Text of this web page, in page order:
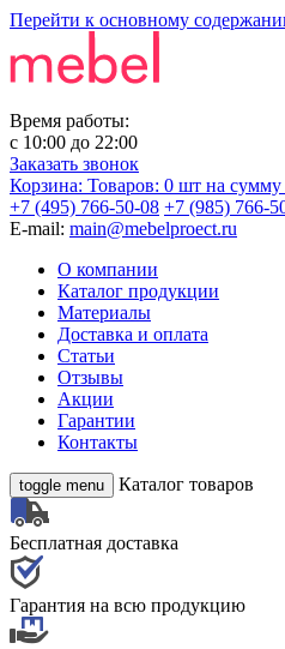
Перейти к основному
Время работы:
с 10:00 до 22:00
Заказать звонок
Корзина: Товаров: 0 шт на сумму
+7 (495) 766-50-08 +7 (985) 766-
E-mail: main@mebelproect.ru
О компании
Каталог продукции
Материалы
Доставка и оплата
Статьи
Отзывы
Акции
Гарантии
Контакты
toggle menu Каталог товаров
Бесплатная доставка
Гарантия на всю продукцию